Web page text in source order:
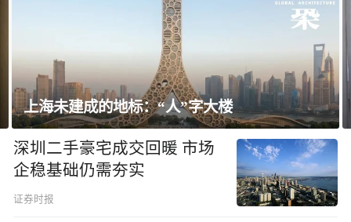
飘窗竟然能变身全屋C位 都后悔没早知道
深圳二手豪宅成交回暖 市场
企稳基础仍需夯实
证券时报